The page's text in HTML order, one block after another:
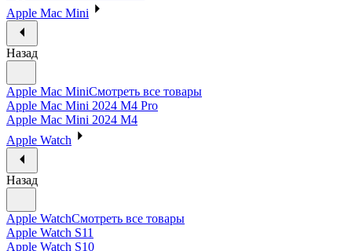
Apple Mac Mini
Назад
Apple Mac MiniСмотреть все товары
Apple Mac Mini 2024 M4 Pro
Apple Mac Mini 2024 M4
Apple Watch
Назад
Apple WatchСмотреть все товары
Apple Watch S11
Apple Watch S10